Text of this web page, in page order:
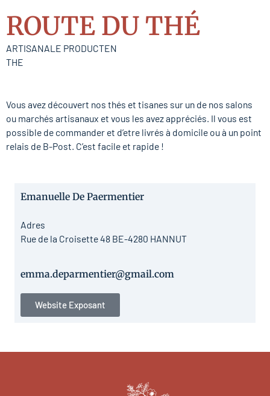
Emanuelle De Paermentier
Adres
Rue de la Croisette 48 BE-4280 HANNUT
emma.deparmentier@gmail.com
Website Exposant
ROUTE DU THÉ
ARTISANALE PRODUCTEN
THE
Vous avez découvert nos thés et tisanes sur un de nos salons
ou marchés artisanaux et vous les avez appréciés. Il vous est
possible de commander et d’etre livrés à domicile ou à un point
relais de B-Post. C’est facile et rapide !